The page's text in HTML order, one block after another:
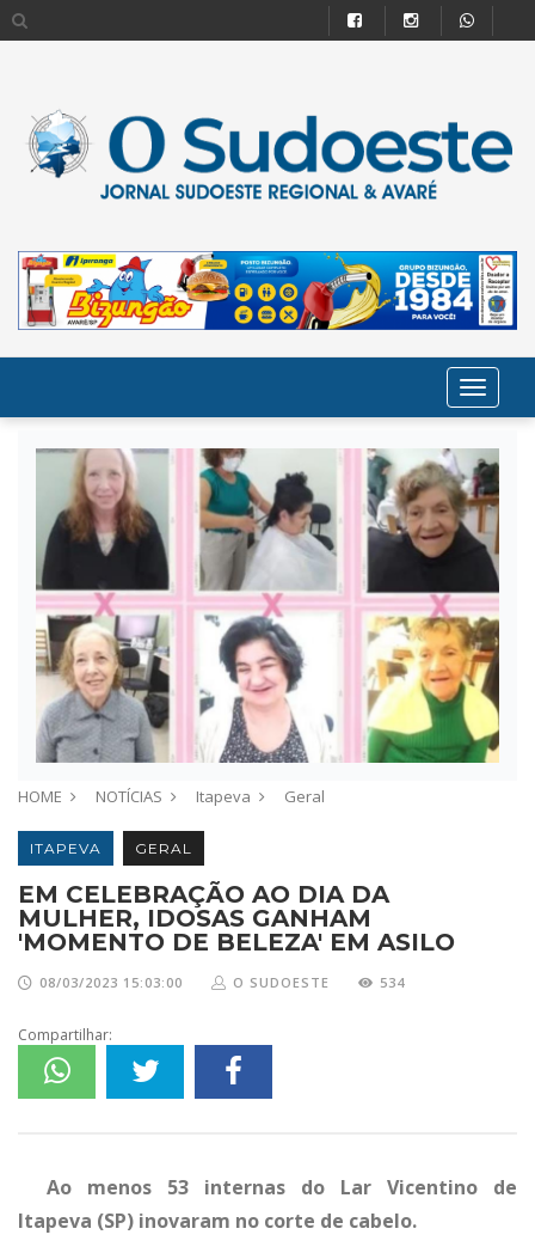
HOME NOTÍCIAS Itapeva Geral
ITAPEVA GERAL
EM CELEBRAÇÃO AO DIA DA
MULHER, IDOSAS GANHAM
'MOMENTO DE BELEZA' EM ASILO
08/03/2023 15:03:00 O SUDOESTE 534
Compartilhar:
Ao menos 53 internas do Lar Vicentino de
Itapeva (SP) inovaram no corte de cabelo.